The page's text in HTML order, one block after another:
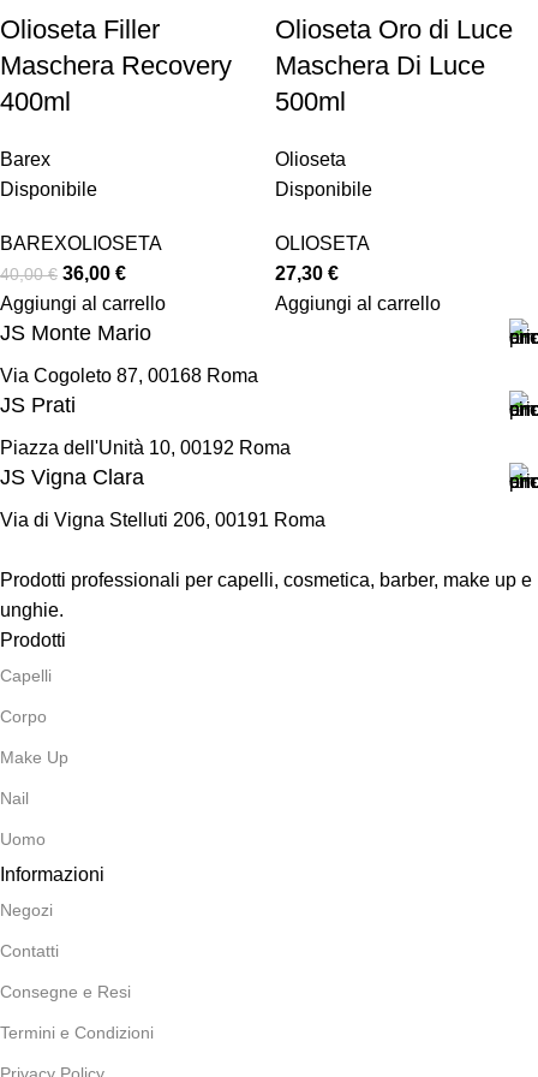
Olioseta Filler
Maschera Recovery
400ml
Barex
Disponibile
BAREXOLIOSETA
40,00€ 36,00 €
Aggiungi al carrello
Olioseta Oro di Luce
Maschera Di Luce
500ml
Olioseta
Disponibile
OLIOSETA
27,30 €
Aggiungi al carrello
JS Monte Mario
Via Cogoleto 87, 00168 Roma
JS Prati
Piazza dell'Unità 10, 00192 Roma
JS Vigna Clara
Via di Vigna Stelluti 206, 00191 Roma
Prodotti professionali per capelli, cosmetica, barber, make up e
unghie.
Prodotti
Capelli
Corpo
Make Up
Nail
Uomo
Informazioni
Negozi
Contatti
Consegne e Resi
Termini e Condizioni